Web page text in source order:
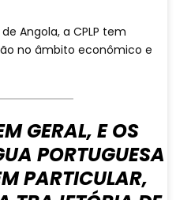
Angola, a CPLP tem
no âmbito econômico e
GERAL, E OS
PORTUGUESA
PARTICULAR,